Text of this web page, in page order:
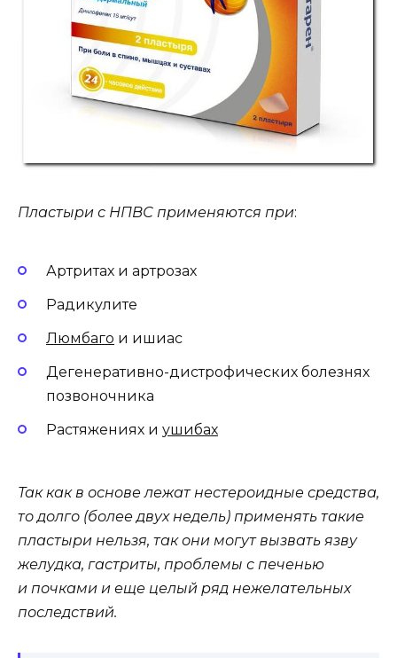
Пластыри с НПВС применяются при:
Артритах и артрозах
Радикулите
Люмбаго и ишиас
Дегенеративно-дистрофических болезнях
позвоночника
Растяжениях и ушибах
Так как в основе лежат нестероидные средства,
то долго (более двух недель) применять такие
пластыри нельзя, так они могут вызвать язву
желудка, гастриты, проблемы с печенью
и почками и еще целый ряд нежелательных
последствий.